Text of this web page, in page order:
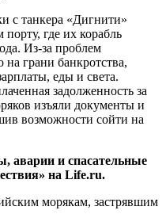
с танкера «Дигнити»
порту, где их корабль
Из-за проблем
на грани банкротства,
еды и света.
задолженность за
изъяли документы и
возможности сойти на
аварии и спасательные
на Life.ru.